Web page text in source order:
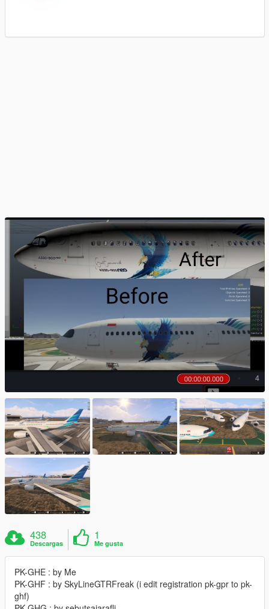
438
Descargas
1
Me gusta
PK-GHE : by Me
PK-GHF : by SkyLineGTRFreak (i edit registration pk-gpr to pk-
ghf)